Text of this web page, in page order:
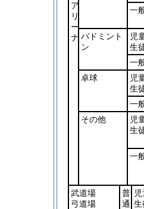
ア
リ
ー
ナ
一
バドミント
ン
児
生
一
卓球
児
生
一
その他
児
生
一
武道場
弓道場
普
通 生